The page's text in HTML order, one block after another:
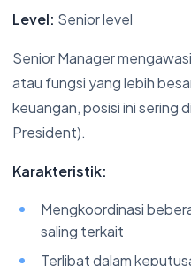
Level: Senior level
Senior Manager mengawasi
atau fungsi yang lebih
keuangan, posisi ini sering
President).
Karakteristik:
Mengkoordinasi
saling terkait
Terlibat dalam